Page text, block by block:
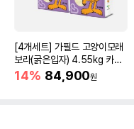
[4개세트] 가필드 고양이모래
보라(굵은입자) 4.55kg 카사
바모래
14% 84,900원